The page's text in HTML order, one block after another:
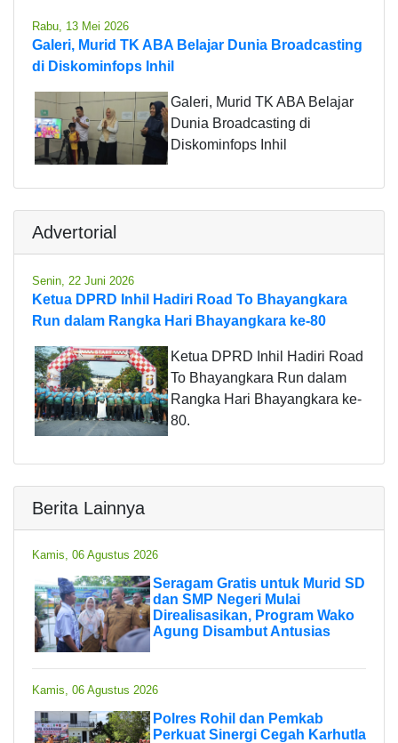
Rabu, 13 Mei 2026
Galeri, Murid TK ABA Belajar Dunia Broadcasting
di Diskominfops Inhil
Galeri, Murid TK ABA Belajar
Dunia Broadcasting di
Diskominfops Inhil
Advertorial
Senin, 22 Juni 2026
Ketua DPRD Inhil Hadiri Road To Bhayangkara
Run dalam Rangka Hari Bhayangkara ke-80
Ketua DPRD Inhil Hadiri Road
To Bhayangkara Run dalam
Rangka Hari Bhayangkara ke-
80.
Berita Lainnya
Kamis, 06 Agustus 2026
Seragam Gratis untuk Murid SD
dan SMP Negeri Mulai
Direalisasikan, Program Wako
Agung Disambut Antusias
Kamis, 06 Agustus 2026
Polres Rohil dan Pemkab
Perkuat Sinergi Cegah Karhutla